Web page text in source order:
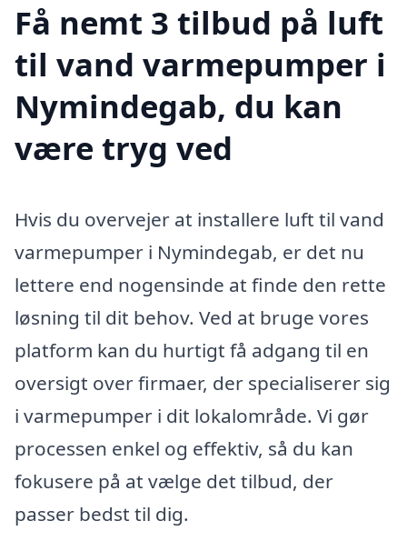
Få nemt 3 tilbud på luft
til vand varmepumper i
Nymindegab, du kan
være tryg ved
Hvis du overvejer at installere luft til vand
varmepumper i Nymindegab, er det nu
lettere end nogensinde at finde den rette
løsning til dit behov. Ved at bruge vores
platform kan du hurtigt få adgang til en
oversigt over firmaer, der specialiserer sig
i varmepumper i dit lokalområde. Vi gør
processen enkel og effektiv, så du kan
fokusere på at vælge det tilbud, der
passer bedst til dig.